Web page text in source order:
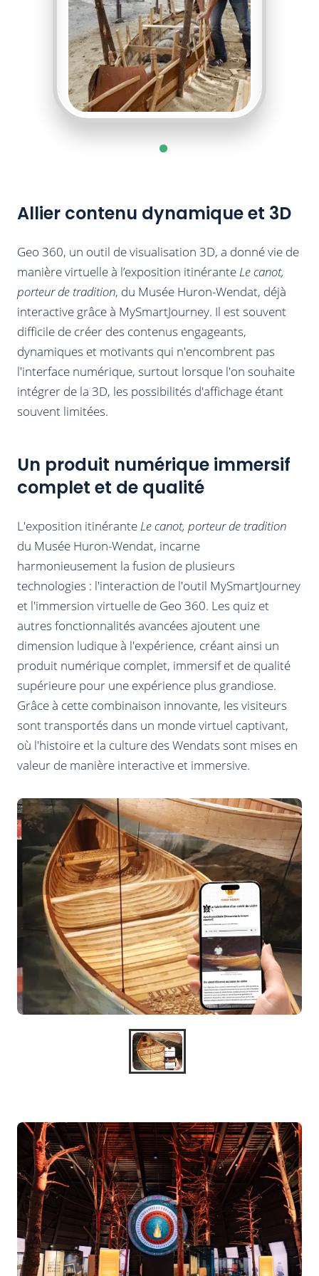
Allier contenu dynamique et 3D
Geo 360, un outil de visualisation 3D, a donné vie de
manière virtuelle à l’exposition itinérante Le canot,
porteur de tradition, du Musée Huron-Wendat, déjà
interactive grâce à MySmartJourney. Il est souvent
difficile de créer des contenus engageants,
dynamiques et motivants qui n'encombrent pas
l'interface numérique, surtout lorsque l'on souhaite
intégrer de la 3D, les possibilités d'affichage étant
souvent limitées.
Un produit numérique immersif
complet et de qualité
L'exposition itinérante Le canot, porteur de tradition
du Musée Huron-Wendat, incarne
harmonieusement la fusion de plusieurs
technologies : l'interaction de l'outil MySmartJourney
et l'immersion virtuelle de Geo 360. Les quiz et
autres fonctionnalités avancées ajoutent une
dimension ludique à l'expérience, créant ainsi un
produit numérique complet, immersif et de qualité
supérieure pour une expérience plus grandiose.
Grâce à cette combinaison innovante, les visiteurs
sont transportés dans un monde virtuel captivant,
où l'histoire et la culture des Wendats sont mises en
valeur de manière interactive et immersive.